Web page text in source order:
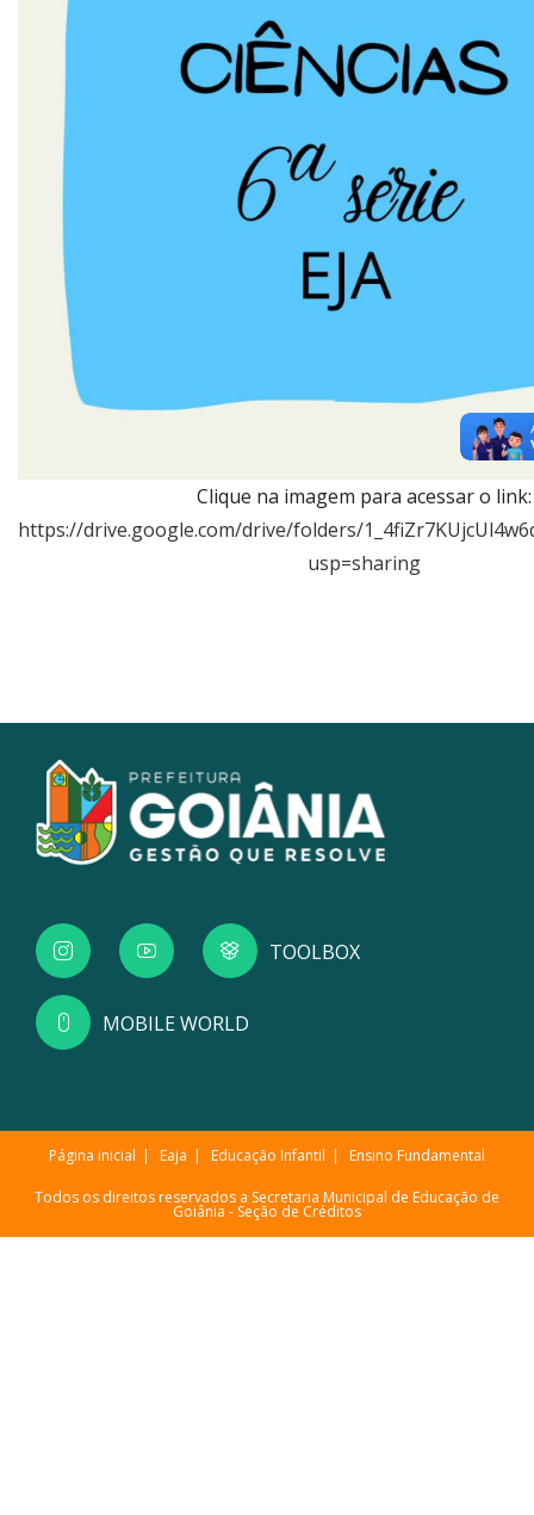
Clique na imagem para acessar o link:
https://drive.google.com/drive/folders/
usp=sharing
TOOLBOX
MOBILE WORLD
Página inicial Eaja Educação Infantil Ensino Fundamental
Todos os direitos reservados a Secretaria Municipal de Educação de
Goiânia - Seção de Créditos